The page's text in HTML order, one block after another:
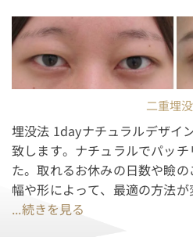
二重埋
埋没法 1dayナチュラルデザイ
致します。ナチュラルでパッ
た。取れるお休みの日数や瞼
幅や形によって、最適の方法が
...続きを見る